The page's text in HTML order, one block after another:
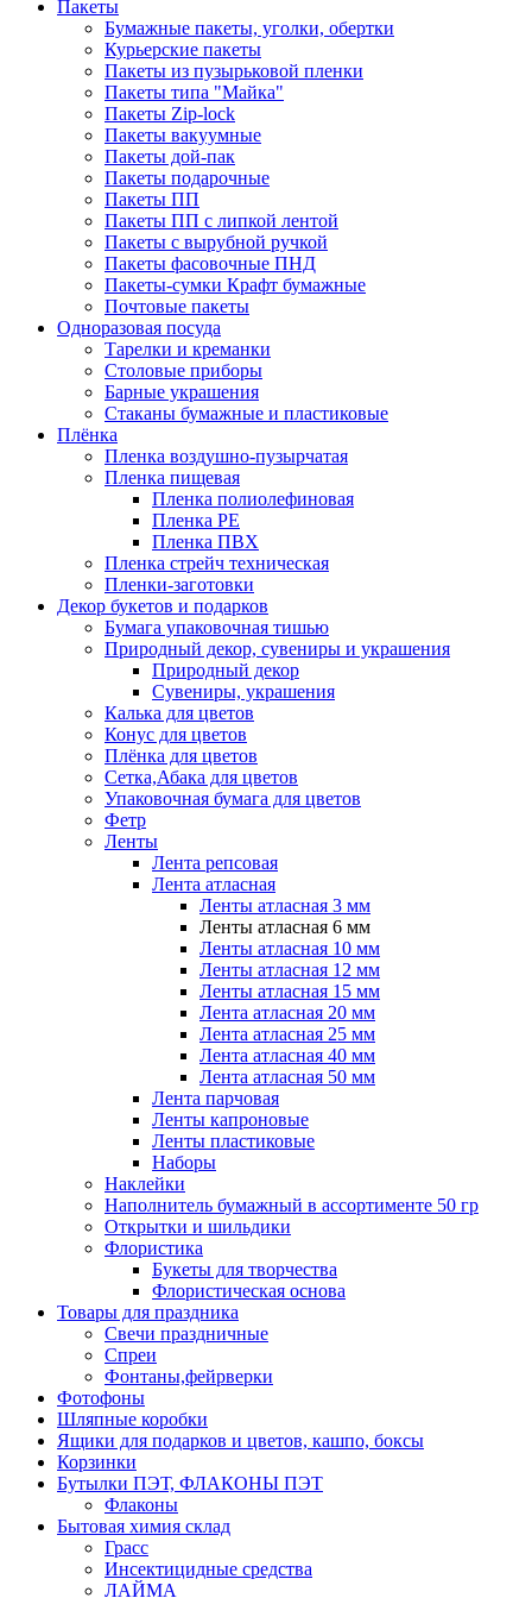
Пакеты
Бумажные пакеты, уголки, обертки
Курьерские пакеты
Пакеты из пузырьковой пленки
Пакеты типа "Майка"
Пакеты Zip-lock
Пакеты вакуумные
Пакеты дой-пак
Пакеты подарочные
Пакеты ПП
Пакеты ПП с липкой лентой
Пакеты с вырубной ручкой
Пакеты фасовочные ПНД
Пакеты-сумки Крафт бумажные
Почтовые пакеты
Одноразовая посуда
Тарелки и креманки
Столовые приборы
Барные украшения
Стаканы бумажные и пластиковые
Плёнка
Пленка воздушно-пузырчатая
Пленка пищевая
Пленка полиолефиновая
Пленка PE
Пленка ПВХ
Пленка стрейч техническая
Пленки-заготовки
Декор букетов и подарков
Бумага упаковочная тишью
Природный декор, сувениры и украшения
Природный декор
Сувениры, украшения
Калька для цветов
Конус для цветов
Плёнка для цветов
Сетка,Абака для цветов
Упаковочная бумага для цветов
Фетр
Ленты
Лента репсовая
Лента атласная
Ленты атласная 3 мм
Ленты атласная 6 мм
Ленты атласная 10 мм
Ленты атласная 12 мм
Ленты атласная 15 мм
Лента атласная 20 мм
Лента атласная 25 мм
Лента атласная 40 мм
Лента атласная 50 мм
Лента парчовая
Ленты капроновые
Ленты пластиковые
Наборы
Наклейки
Наполнитель бумажный в ассортименте 50 гр
Открытки и шильдики
Флористика
Букеты для творчества
Флористическая основа
Товары для праздника
Свечи праздничные
Спреи
Фонтаны,фейрверки
Фотофоны
Шляпные коробки
Ящики для подарков и цветов, кашпо, боксы
Корзинки
Бутылки ПЭТ, ФЛАКОНЫ ПЭТ
Флаконы
Бытовая химия склад
Грасс
Инсектицидные средства
ЛАЙМА